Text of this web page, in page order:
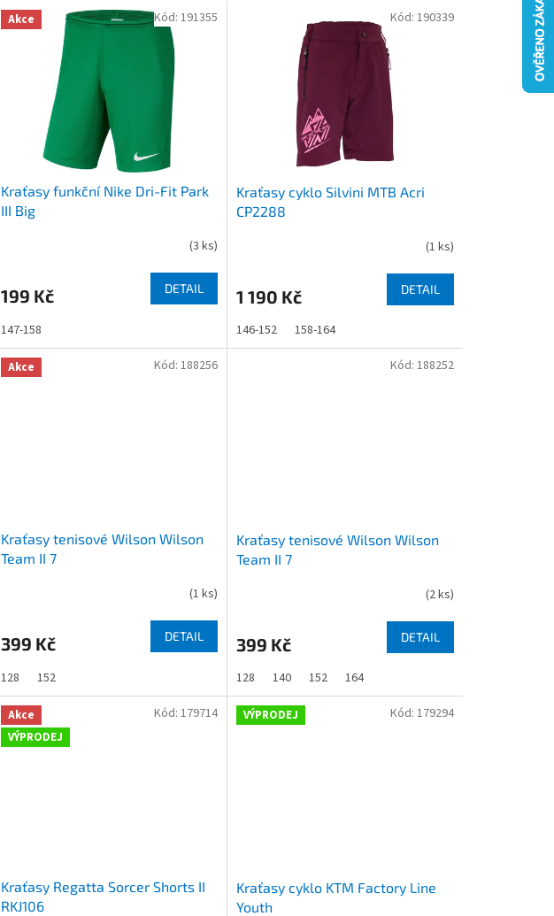
Akce
Kraťasy funkční Nike Dri-Fit Park
III Big
(3 ks)
199 Kč DETAIL
147-158
Kód: 191355
Kraťasy cyklo Silvini MTB Acri
CP2288
(1 ks)
1 190 Kč DETAIL
146-152 158-164
Kód: 190339
Akce
Kraťasy tenisové Wilson Wilson
Team II 7
(1 ks)
399 Kč DETAIL
128 152
Kód: 188256
Kraťasy tenisové Wilson Wilson
Team II 7
(2 ks)
399 Kč DETAIL
128 140 152 164
Kód: 188252
Akce
VÝPRODEJ
Kraťasy Regatta Sorcer Shorts II
RKJ106
Kód: 179714 VÝPRODEJ
Kraťasy cyklo KTM Factory Line
Youth
Kód: 179294